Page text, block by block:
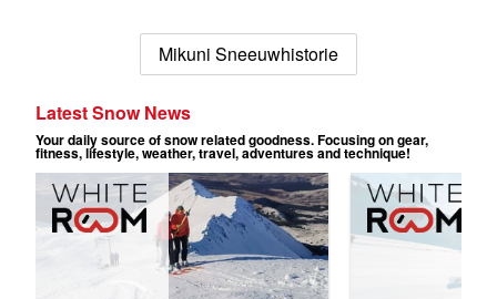
Mikuni Sneeuwhistorie